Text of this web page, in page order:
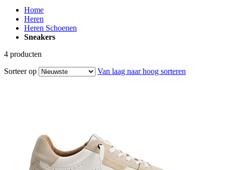
Home
Heren
Heren Schoenen
Sneakers
4 producten
Sorteer op
Van laag naar hoog sorteren